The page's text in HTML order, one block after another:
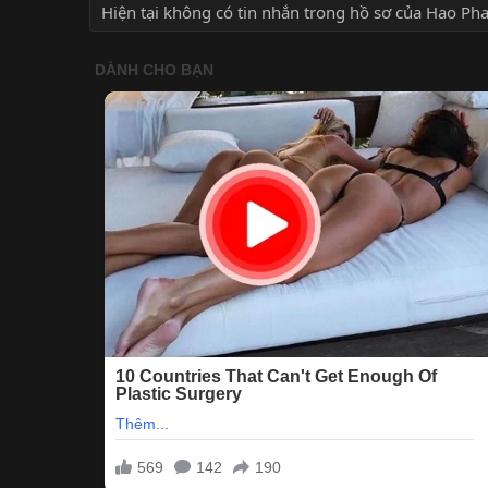
Hiện tại không có tin nhắn trong hồ sơ của Hao